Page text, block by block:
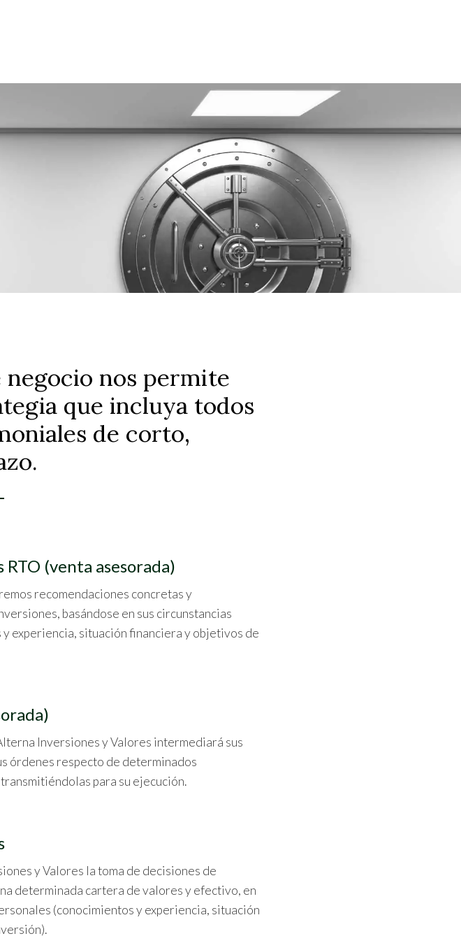
nos permite
que incluya todos
de corto,
(venta asesorada)
recomendaciones concretas y
basándose en sus circunstancias
experiencia, situación financiera y objetivos de
Inversiones y Valores intermediará sus
órdenes respecto de determinados
para su ejecución.
y Valores la toma de decisiones de
determinada cartera de valores y efectivo, en
(conocimientos y experiencia, situación